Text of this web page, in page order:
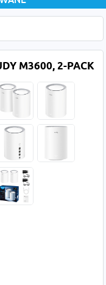
M3600, 2-PACK